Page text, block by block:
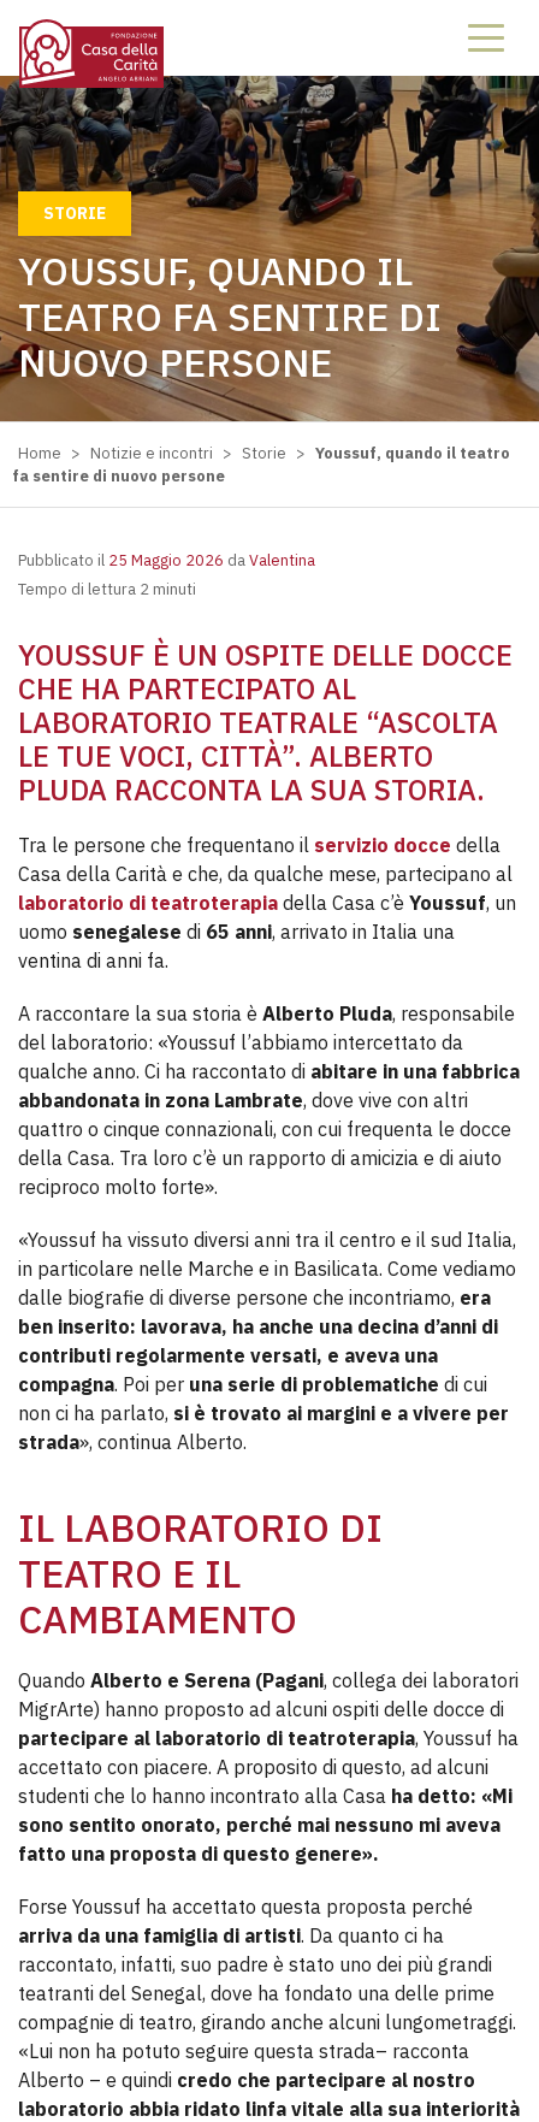
STORIE
YOUSSUF, QUANDO IL
TEATRO FA SENTIRE DI
NUOVO PERSONE
Home > Notizie e incontri > Storie > Youssuf, quando il teatro
fa sentire di nuovo persone
Pubblicato il 25 Maggio 2026 daValentina
Tempo di lettura 2 minuti
YOUSSUF È UN OSPITE DELLE DOCCE
CHE HA PARTECIPATO AL
LABORATORIO TEATRALE “ASCOLTA
LE TUE VOCI, CITTÀ”. ALBERTO
PLUDA RACCONTA LA SUA STORIA.
Tra le persone che frequentano il servizio docce della
Casa della Carità e che, da qualche mese, partecipano al
laboratorio di teatroterapia della Casa c’è Youssuf, un
uomo senegalese di 65 anni, arrivato in Italia una
ventina di anni fa.
A raccontare la sua storia è Alberto Pluda, responsabile
del laboratorio: «Youssuf l’abbiamo intercettato da
qualche anno. Ci ha raccontato di abitare in una fabbrica
abbandonata in zona Lambrate, dove vive con altri
quattro o cinque connazionali, con cui frequenta le docce
della Casa. Tra loro c’è un rapporto di amicizia e di aiuto
reciproco molto forte».
«Youssuf ha vissuto diversi anni tra il centro e il sud Italia,
in particolare nelle Marche e in Basilicata. Come vediamo
dalle biografie di diverse persone che incontriamo, era
ben inserito: lavorava, ha anche una decina d’anni di
contributi regolarmente versati, e aveva una
compagna. Poi per una serie di problematiche di cui
non ci ha parlato, si è trovato ai margini e a vivere per
strada», continua Alberto.
IL LABORATORIO DI
TEATRO E IL
CAMBIAMENTO
Quando Alberto e Serena (Pagani, collega dei laboratori
MigrArte) hanno proposto ad alcuni ospiti delle docce di
partecipare al laboratorio di teatroterapia, Youssuf ha
accettato con piacere. A proposito di questo, ad alcuni
studenti che lo hanno incontrato alla Casa ha detto: «Mi
sono sentito onorato, perché mai nessuno mi aveva
fatto una proposta di questo genere».
Forse Youssuf ha accettato questa proposta perché
arriva da una famiglia di artisti. Da quanto ci ha
raccontato, infatti, suo padre è stato uno dei più grandi
teatranti del Senegal, dove ha fondato una delle prime
compagnie di teatro, girando anche alcuni lungometraggi.
«Lui non ha potuto seguire questa strada– racconta
Alberto – e quindi credo che partecipare al nostro
laboratorio abbia ridato linfa vitale alla sua interiorità